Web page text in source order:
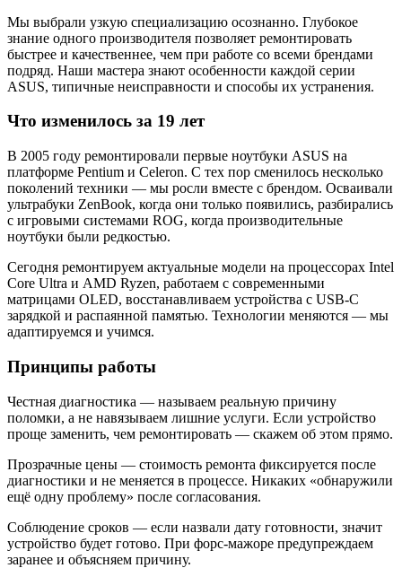
Мы выбрали узкую специализацию осознанно. Глубокое
знание одного производителя позволяет ремонтировать
быстрее и качественнее, чем при работе со всеми брендами
подряд. Наши мастера знают особенности каждой серии
ASUS, типичные неисправности и способы их устранения.
Что изменилось за 19 лет
В 2005 году ремонтировали первые ноутбуки ASUS на
платформе Pentium и Celeron. С тех пор сменилось несколько
поколений техники — мы росли вместе с брендом. Осваивали
ультрабуки ZenBook, когда они только появились, разбирались
с игровыми системами ROG, когда производительные
ноутбуки были редкостью.
Сегодня ремонтируем актуальные модели на процессорах Intel
Core Ultra и AMD Ryzen, работаем с современными
матрицами OLED, восстанавливаем устройства с USB-C
зарядкой и распаянной памятью. Технологии меняются — мы
адаптируемся и учимся.
Принципы работы
Честная диагностика — называем реальную причину
поломки, а не навязываем лишние услуги. Если устройство
проще заменить, чем ремонтировать — скажем об этом прямо.
Прозрачные цены — стоимость ремонта фиксируется после
диагностики и не меняется в процессе. Никаких «обнаружили
ещё одну проблему» после согласования.
Соблюдение сроков — если назвали дату готовности, значит
устройство будет готово. При форс-мажоре предупреждаем
заранее и объясняем причину.